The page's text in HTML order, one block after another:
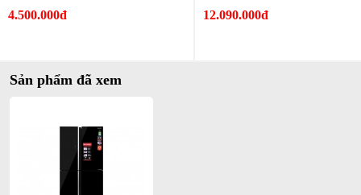
Ngoài ra, sản phẩm có bảng điều khiển ngay bên ngoài cửa tủ, dễ
dàng điều chỉnh nhiệt độ bên trong mà không cần mở tủ quá lâu,
gây lãng phí điện năng.
4.500.000đ 12.090.000đ
Sản phẩm đã xem